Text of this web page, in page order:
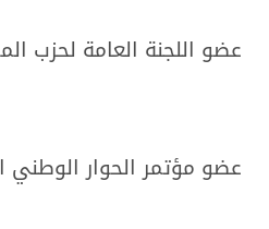
عضو اللجنة العامة لحزب
عضو مؤتمر الحوار الوطني